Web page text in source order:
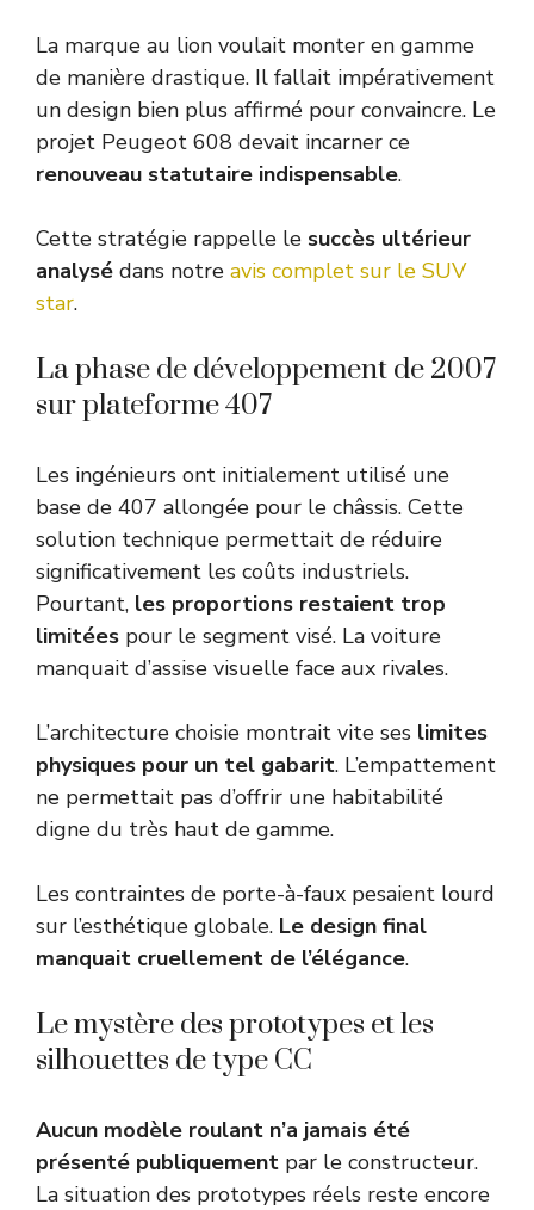
La marque au lion voulait monter en gamme
de manière drastique. Il fallait impérativement
un design bien plus affirmé pour convaincre. Le
projet Peugeot 608 devait incarner ce
renouveau statutaire indispensable.
Cette stratégie rappelle le succès ultérieur
analysé dans notre avis complet sur le SUV
star.
La phase de développement de 2007
sur plateforme 407
Les ingénieurs ont initialement utilisé une
base de 407 allongée pour le châssis. Cette
solution technique permettait de réduire
significativement les coûts industriels.
Pourtant, les proportions restaient trop
limitées pour le segment visé. La voiture
manquait d’assise visuelle face aux rivales.
L’architecture choisie montrait vite ses limites
physiques pour un tel gabarit. L’empattement
ne permettait pas d’offrir une habitabilité
digne du très haut de gamme.
Les contraintes de porte-à-faux pesaient lourd
sur l’esthétique globale. Le design final
manquait cruellement de l’élégance.
Le mystère des prototypes et les
silhouettes de type CC
Aucun modèle roulant n’a jamais été
présenté publiquement par le constructeur.
La situation des prototypes réels reste encore